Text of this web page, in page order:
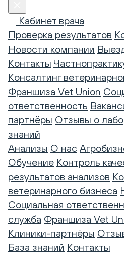
Кабинет врача
Проверка результатов
Новости компании
Контакты
Консалтинг
Франшиза Vet Union
ответственность
партнёры Отзывы о
знаний
Анализы О нас
Обучение Контроль
результатов анализов
ветеринарного бизнеса
Социальная
служба Франшиза Vet
Клиники-партнёры
База знаний Контакты